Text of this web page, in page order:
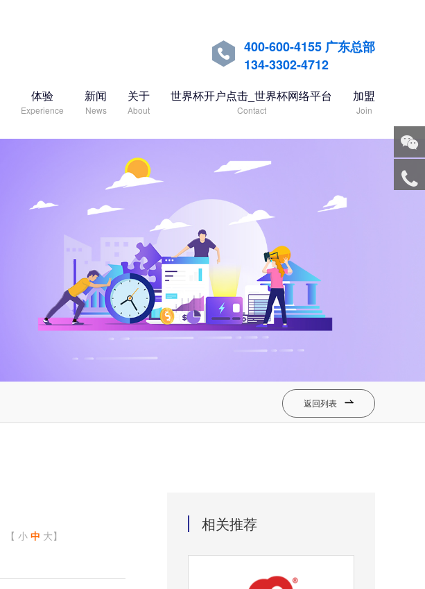

400-600-4155 广东总部
134-3302-4712
体验
Experience
新闻
News
关于
About
世界杯开户点击_世界杯网络平台
Contact
加盟
Join
返回列表 
【 小 中 大】
相关推荐
微信